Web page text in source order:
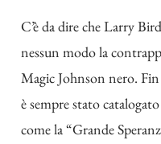
C’è da dire che Larry
nessun modo la
Magic Johnson nero.
è sempre stato
come la “Grande